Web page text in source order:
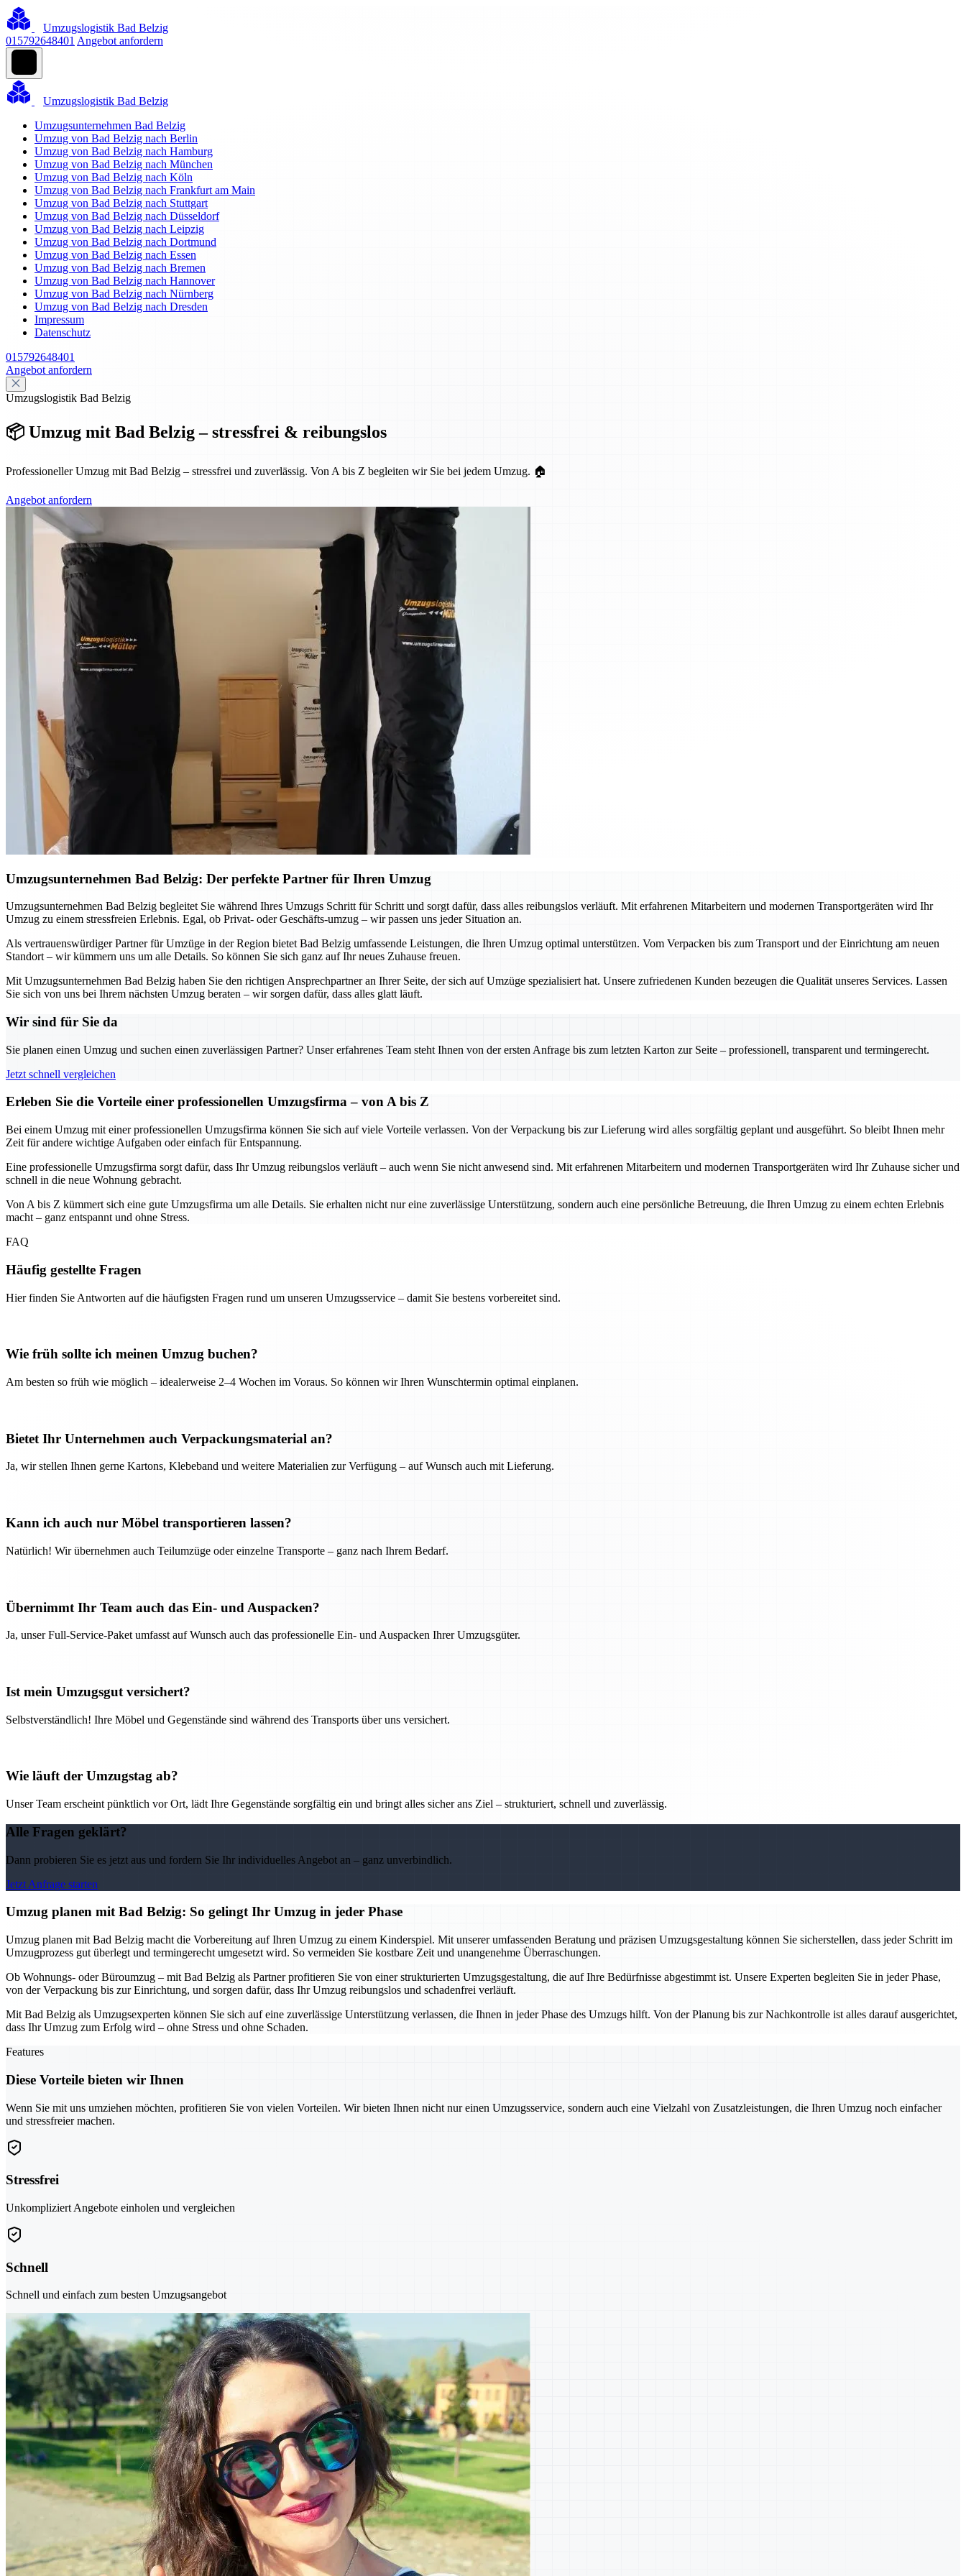
Umzugslogistik Bad Belzig
015792648401 Angebot anfordern
Umzugslogistik Bad Belzig
Umzugsunternehmen Bad Belzig
Umzug von Bad Belzig nach Berlin
Umzug von Bad Belzig nach Hamburg
Umzug von Bad Belzig nach München
Umzug von Bad Belzig nach Köln
Umzug von Bad Belzig nach Frankfurt am Main
Umzug von Bad Belzig nach Stuttgart
Umzug von Bad Belzig nach Düsseldorf
Umzug von Bad Belzig nach Leipzig
Umzug von Bad Belzig nach Dortmund
Umzug von Bad Belzig nach Essen
Umzug von Bad Belzig nach Bremen
Umzug von Bad Belzig nach Hannover
Umzug von Bad Belzig nach Nürnberg
Umzug von Bad Belzig nach Dresden
Impressum
Datenschutz
015792648401
Angebot anfordern
Umzugslogistik Bad Belzig
📦 Umzug mit Bad Belzig – stressfrei & reibungslos
Professioneller Umzug mit Bad Belzig – stressfrei und zuverlässig. Von A bis Z begleiten wir Sie bei jedem Umzug. 🏠
Angebot anfordern
Umzugsunternehmen Bad Belzig: Der perfekte Partner für Ihren Umzug
Umzugsunternehmen Bad Belzig begleitet Sie während Ihres Umzugs Schritt für Schritt und sorgt dafür, dass alles reibungslos verläuft. Mit erfahrenen Mitarbeitern und modernen Transportgeräten wird Ihr
Umzug zu einem stressfreien Erlebnis. Egal, ob Privat- oder Geschäfts-umzug – wir passen uns jeder Situation an.
Als vertrauenswürdiger Partner für Umzüge in der Region bietet Bad Belzig umfassende Leistungen, die Ihren Umzug optimal unterstützen. Vom Verpacken bis zum Transport und der Einrichtung am neuen
Standort – wir kümmern uns um alle Details. So können Sie sich ganz auf Ihr neues Zuhause freuen.
Mit Umzugsunternehmen Bad Belzig haben Sie den richtigen Ansprechpartner an Ihrer Seite, der sich auf Umzüge spezialisiert hat. Unsere zufriedenen Kunden bezeugen die Qualität unseres Services. Lassen
Sie sich von uns bei Ihrem nächsten Umzug beraten – wir sorgen dafür, dass alles glatt läuft.
Wir sind für Sie da
Sie planen einen Umzug und suchen einen zuverlässigen Partner? Unser erfahrenes Team steht Ihnen von der ersten Anfrage bis zum letzten Karton zur Seite – professionell, transparent und termingerecht.
Jetzt schnell vergleichen
Erleben Sie die Vorteile einer professionellen Umzugsfirma – von A bis Z
Bei einem Umzug mit einer professionellen Umzugsfirma können Sie sich auf viele Vorteile verlassen. Von der Verpackung bis zur Lieferung wird alles sorgfältig geplant und ausgeführt. So bleibt Ihnen mehr
Zeit für andere wichtige Aufgaben oder einfach für Entspannung.
Eine professionelle Umzugsfirma sorgt dafür, dass Ihr Umzug reibungslos verläuft – auch wenn Sie nicht anwesend sind. Mit erfahrenen Mitarbeitern und modernen Transportgeräten wird Ihr Zuhause sicher und
schnell in die neue Wohnung gebracht.
Von A bis Z kümmert sich eine gute Umzugsfirma um alle Details. Sie erhalten nicht nur eine zuverlässige Unterstützung, sondern auch eine persönliche Betreuung, die Ihren Umzug zu einem echten Erlebnis
macht – ganz entspannt und ohne Stress.
FAQ
Häufig gestellte Fragen
Hier finden Sie Antworten auf die häufigsten Fragen rund um unseren Umzugsservice – damit Sie bestens vorbereitet sind.
Wie früh sollte ich meinen Umzug buchen?
Am besten so früh wie möglich – idealerweise 2–4 Wochen im Voraus. So können wir Ihren Wunschtermin optimal einplanen.
Bietet Ihr Unternehmen auch Verpackungsmaterial an?
Ja, wir stellen Ihnen gerne Kartons, Klebeband und weitere Materialien zur Verfügung – auf Wunsch auch mit Lieferung.
Kann ich auch nur Möbel transportieren lassen?
Natürlich! Wir übernehmen auch Teilumzüge oder einzelne Transporte – ganz nach Ihrem Bedarf.
Übernimmt Ihr Team auch das Ein- und Auspacken?
Ja, unser Full-Service-Paket umfasst auf Wunsch auch das professionelle Ein- und Auspacken Ihrer Umzugsgüter.
Ist mein Umzugsgut versichert?
Selbstverständlich! Ihre Möbel und Gegenstände sind während des Transports über uns versichert.
Wie läuft der Umzugstag ab?
Unser Team erscheint pünktlich vor Ort, lädt Ihre Gegenstände sorgfältig ein und bringt alles sicher ans Ziel – strukturiert, schnell und zuverlässig.
Alle Fragen geklärt?
Dann probieren Sie es jetzt aus und fordern Sie Ihr individuelles Angebot an – ganz unverbindlich.
Jetzt Anfrage starten
Umzug planen mit Bad Belzig: So gelingt Ihr Umzug in jeder Phase
Umzug planen mit Bad Belzig macht die Vorbereitung auf Ihren Umzug zu einem Kinderspiel. Mit unserer umfassenden Beratung und präzisen Umzugsgestaltung können Sie sicherstellen, dass jeder Schritt im
Umzugprozess gut überlegt und termingerecht umgesetzt wird. So vermeiden Sie kostbare Zeit und unangenehme Überraschungen.
Ob Wohnungs- oder Büroumzug – mit Bad Belzig als Partner profitieren Sie von einer strukturierten Umzugsgestaltung, die auf Ihre Bedürfnisse abgestimmt ist. Unsere Experten begleiten Sie in jeder Phase,
von der Verpackung bis zur Einrichtung, und sorgen dafür, dass Ihr Umzug reibungslos und schadenfrei verläuft.
Mit Bad Belzig als Umzugsexperten können Sie sich auf eine zuverlässige Unterstützung verlassen, die Ihnen in jeder Phase des Umzugs hilft. Von der Planung bis zur Nachkontrolle ist alles darauf ausgerichtet,
dass Ihr Umzug zum Erfolg wird – ohne Stress und ohne Schaden.
Features
Diese Vorteile bieten wir Ihnen
Wenn Sie mit uns umziehen möchten, profitieren Sie von vielen Vorteilen. Wir bieten Ihnen nicht nur einen Umzugsservice, sondern auch eine Vielzahl von Zusatzleistungen, die Ihren Umzug noch einfacher
und stressfreier machen.
Stressfrei
Unkompliziert Angebote einholen und vergleichen
Schnell
Schnell und einfach zum besten Umzugsangebot